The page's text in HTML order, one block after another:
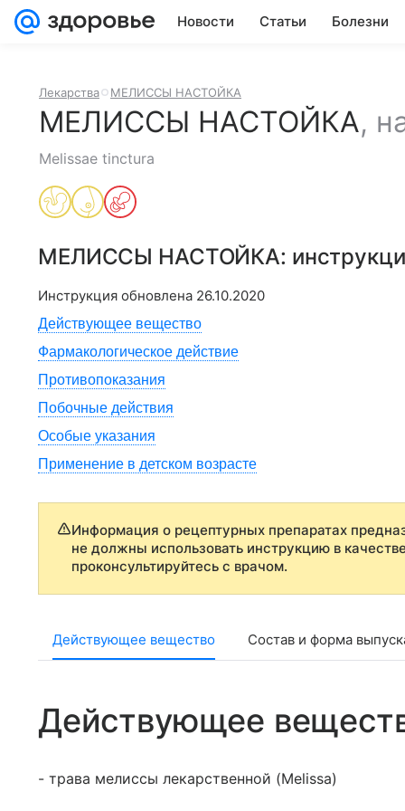
Новости Статьи Болезни
Лекарства МЕЛИССЫ НАСТОЙКА
МЕЛИССЫ НАСТОЙКА,
Melissae tinctura
МЕЛИССЫ НАСТОЙКА:
Инструкция обновлена 26.10.2020
Действующее вещество
Фармакологическое действие
Противопоказания
Побочные действия
Особые указания
Применение в детском возрасте
Информация о рецептурных препаратах
не должны использовать инструкцию в
проконсультируйтесь с врачом.
Действующее вещество Состав и форма
Действующее
- трава мелиссы лекарственной (Melissa)